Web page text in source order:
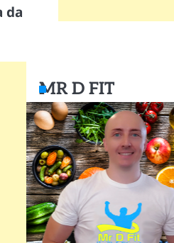
da
MR D FIT